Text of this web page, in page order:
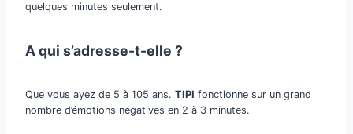
quelques minutes seulement.
A qui s’adresse-t-elle ?
Que vous ayez de 5 à 105 ans. TIPI fonctionne sur un grand
nombre d’émotions négatives en 2 à 3 minutes.